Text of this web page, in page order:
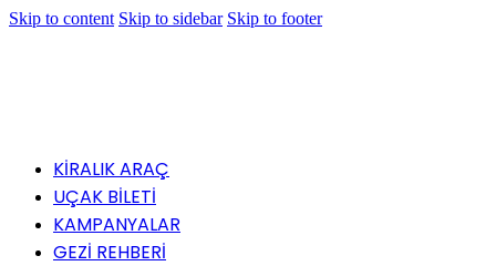
Skip to content Skip to sidebar Skip to footer
KİRALIK ARAÇ
UÇAK BİLETİ
KAMPANYALAR
GEZİ REHBERİ